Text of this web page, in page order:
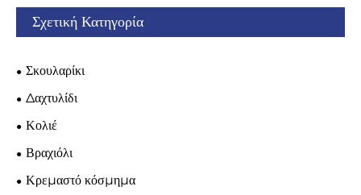
Σχετική Κατηγορία
Σκουλαρίκι
Δαχτυλίδι
Κολιέ
Βραχιόλι
Κρεμαστό κόσμημα